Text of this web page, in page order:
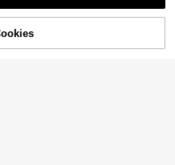
WINKELWAGEN